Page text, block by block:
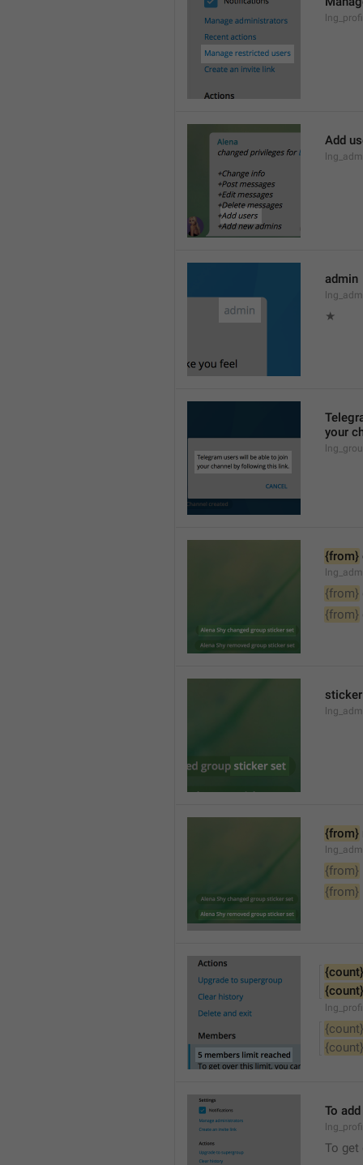
Add
admin
★
your
{from}
{from}
{from}
{from}
{from}
{from}
{count}
{count}
{count}
{count}
To
To get